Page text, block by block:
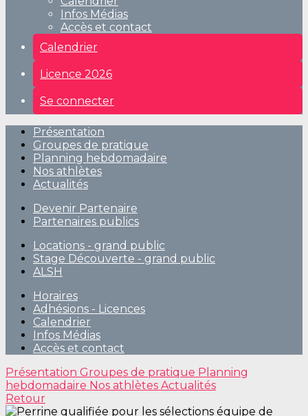
Infos Médias
Accès et contact
Calendrier
Licence 2026
Se connecter
Présentation
Groupes de pratique
Planning hebdomadaire
Nos athlètes
Actualités
Devenir Partenaire
Partenaires publics
Locations - grand public
Stage Découverte - grand public
ALSH
Horaires
Adhésions - Licences
Calendrier
Infos Médias
Accès et contact
Présentation Groupes de pratique Planning
hebdomadaire Nos athlètes Actualités
Retour